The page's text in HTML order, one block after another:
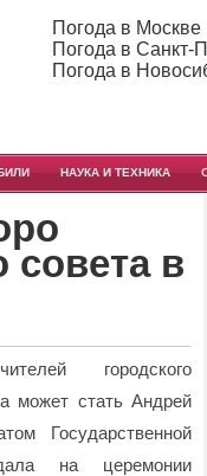
Погода в Москве
Погода в Санкт-
Погода в
НАУКА И ТЕХНИКА
совета в
городского
может стать Андрей
Государственной
на церемонии